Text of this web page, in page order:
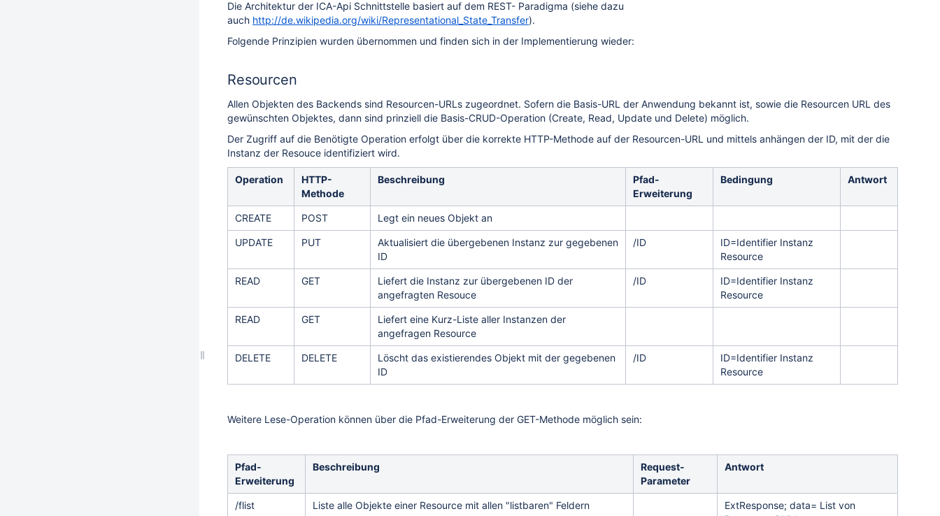
Die Architektur der ICA-Api Schnittstelle basiert auf dem REST- Paradigma (siehe dazu
auch http://de.wikipedia.org/wiki/Representational_State_Transfer).
Folgende Prinzipien wurden übernommen und finden sich in der Implementierung wieder:
Resourcen
Allen Objekten des Backends sind Resourcen-URLs zugeordnet. Sofern die Basis-URL der Anwendung bekannt ist, sowie die Resourcen URL des
gewünschten Objektes, dann sind prinziell die Basis-CRUD-Operation (Create, Read, Update und Delete) möglich.
Der Zugriff auf die Benötigte Operation erfolgt über die korrekte HTTP-Methode auf der Resourcen-URL und mittels anhängen der ID, mit der die
Instanz der Resouce identifiziert wird.
Operation
HTTP-
Methode
Beschreibung
Pfad-
Erweiterung
Bedingung Antwort
CREATE POST Legt ein neues Objekt an
UPDATE PUT
Aktualisiert die übergebenen Instanz zur gegebenen
ID
/ID
ID=Identifier Instanz
Resource
READ GET
Liefert die Instanz zur übergebenen ID der
angefragten Resouce
/ID
ID=Identifier Instanz
Resource
READ GET
Liefert eine Kurz-Liste aller Instanzen der
angefragen Resource
DELETE DELETE
Löscht das existierendes Objekt mit der gegebenen
ID
/ID
ID=Identifier Instanz
Resource
Weitere Lese-Operation können über die Pfad-Erweiterung der GET-Methode möglich sein:
Pfad-
Erweiterung
Beschreibung
Request-
Parameter
Antwort
/flist Liste alle Objekte einer Resource mit allen "listbaren" Feldern
ExtResponse; data= List von